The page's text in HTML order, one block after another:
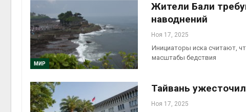
МИР
Жители Бали
наводнений
Ноя 17, 2025
Инициаторы иска считают,
масштабы бедствия
Тайвань
Ноя 17, 2025